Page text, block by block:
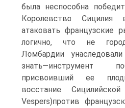
была неспособ­на
Королевство
атаковать французские
логично, что не
Ломбардии
знать—инструмент
присвоивший ее
восстание
Vespers)против